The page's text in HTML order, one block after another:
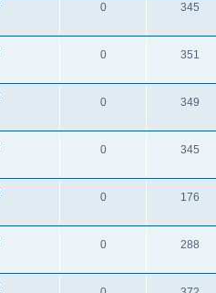
0 345
0 351
0 349
0 345
0 176
0 288